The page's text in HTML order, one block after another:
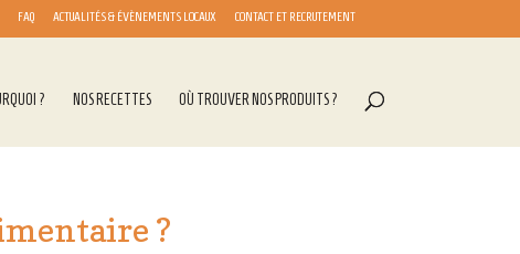
FAQ ACTUALITÉS & ÉVÈNEMENTS LOCAUX CONTACT ET RECRUTEMENT
? NOS RECETTES OÙ TROUVER NOS PRODUITS ?
?